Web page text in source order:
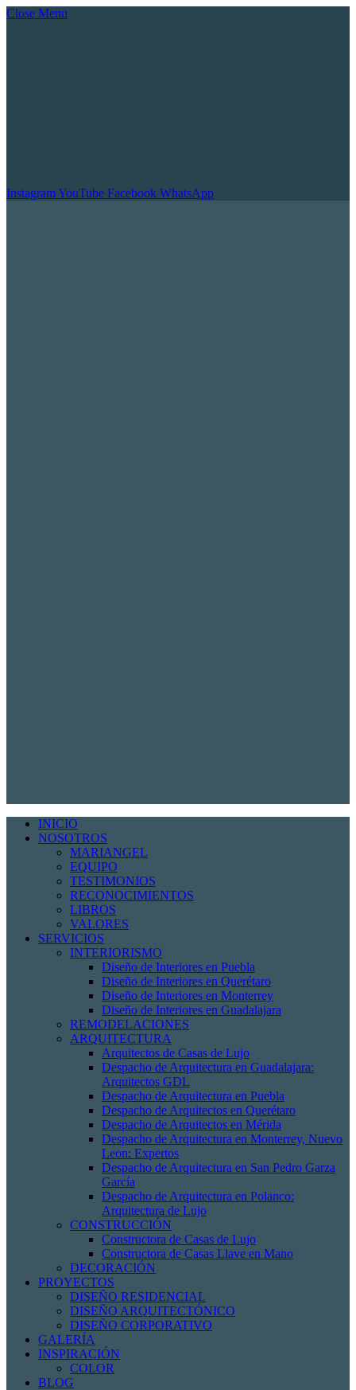
Close Menu
InstagramYouTube Facebook WhatsApp
INICIO
NOSOTROS
MARIANGEL
EQUIPO
TESTIMONIOS
RECONOCIMIENTOS
LIBROS
VALORES
SERVICIOS
INTERIORISMO
Diseño de Interiores en Puebla
Diseño de Interiores en Querétaro
Diseño de Interiores en Monterrey
Diseño de Interiores en Guadalajara
REMODELACIONES
ARQUITECTURA
Arquitectos de Casas de Lujo
Despacho de Arquitectura en Guadalajara:
Arquitectos GDL
Despacho de Arquitectura en Puebla
Despacho de Arquitectos en Querétaro
Despacho de Arquitectos en Mérida
Despacho de Arquitectura en Monterrey, Nuevo
Leon: Expertos
Despacho de Arquitectura en San Pedro Garza
García
Despacho de Arquitectura en Polanco:
Arquitectura de Lujo
CONSTRUCCIÓN
Constructora de Casas de Lujo
Constructora de Casas Llave en Mano
DECORACIÓN
PROYECTOS
DISEÑO RESIDENCIAL
DISEÑO ARQUITECTÓNICO
DISEÑO CORPORATIVO
GALERÍA
INSPIRACIÓN
COLOR
BLOG